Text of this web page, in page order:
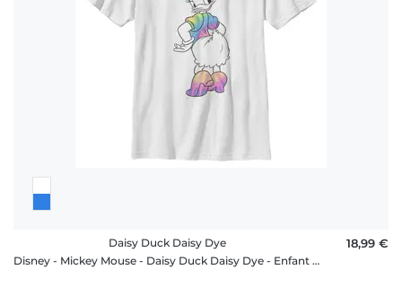
Daisy Duck Daisy Dye
Disney - Mickey Mouse - Daisy Duck Daisy Dye - Enfant T-shirt
18,99 €